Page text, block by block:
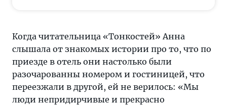
жить
везде —
было
Когда читательница «Тонкостей» Анна
слышала от знакомых истории про то, что по
приезде в отель они настолько были
разочарованны номером и гостиницей, что
переезжали в другой, ей не верилось: «Мы
люди непридирчивые и прекрасно